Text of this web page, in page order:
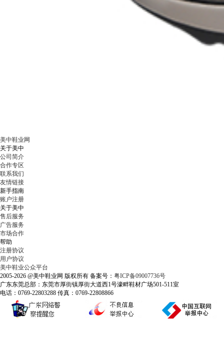
美中鞋业网
关于美中
公司简介
合作专区
联系我们
友情链接
新手指南
账户注册
关于美中
售后服务
广告服务
市场合作
帮助
注册协议
用户协议
美中鞋业公众平台
2005-2026 @美中鞋业网 版权所有 备案号： 粤ICP备09007736号
广东东莞总部：东莞市厚街镇厚街大道西1号濠畔鞋材广场501-511室
电话：0769-22803288 传真：0769-22808866